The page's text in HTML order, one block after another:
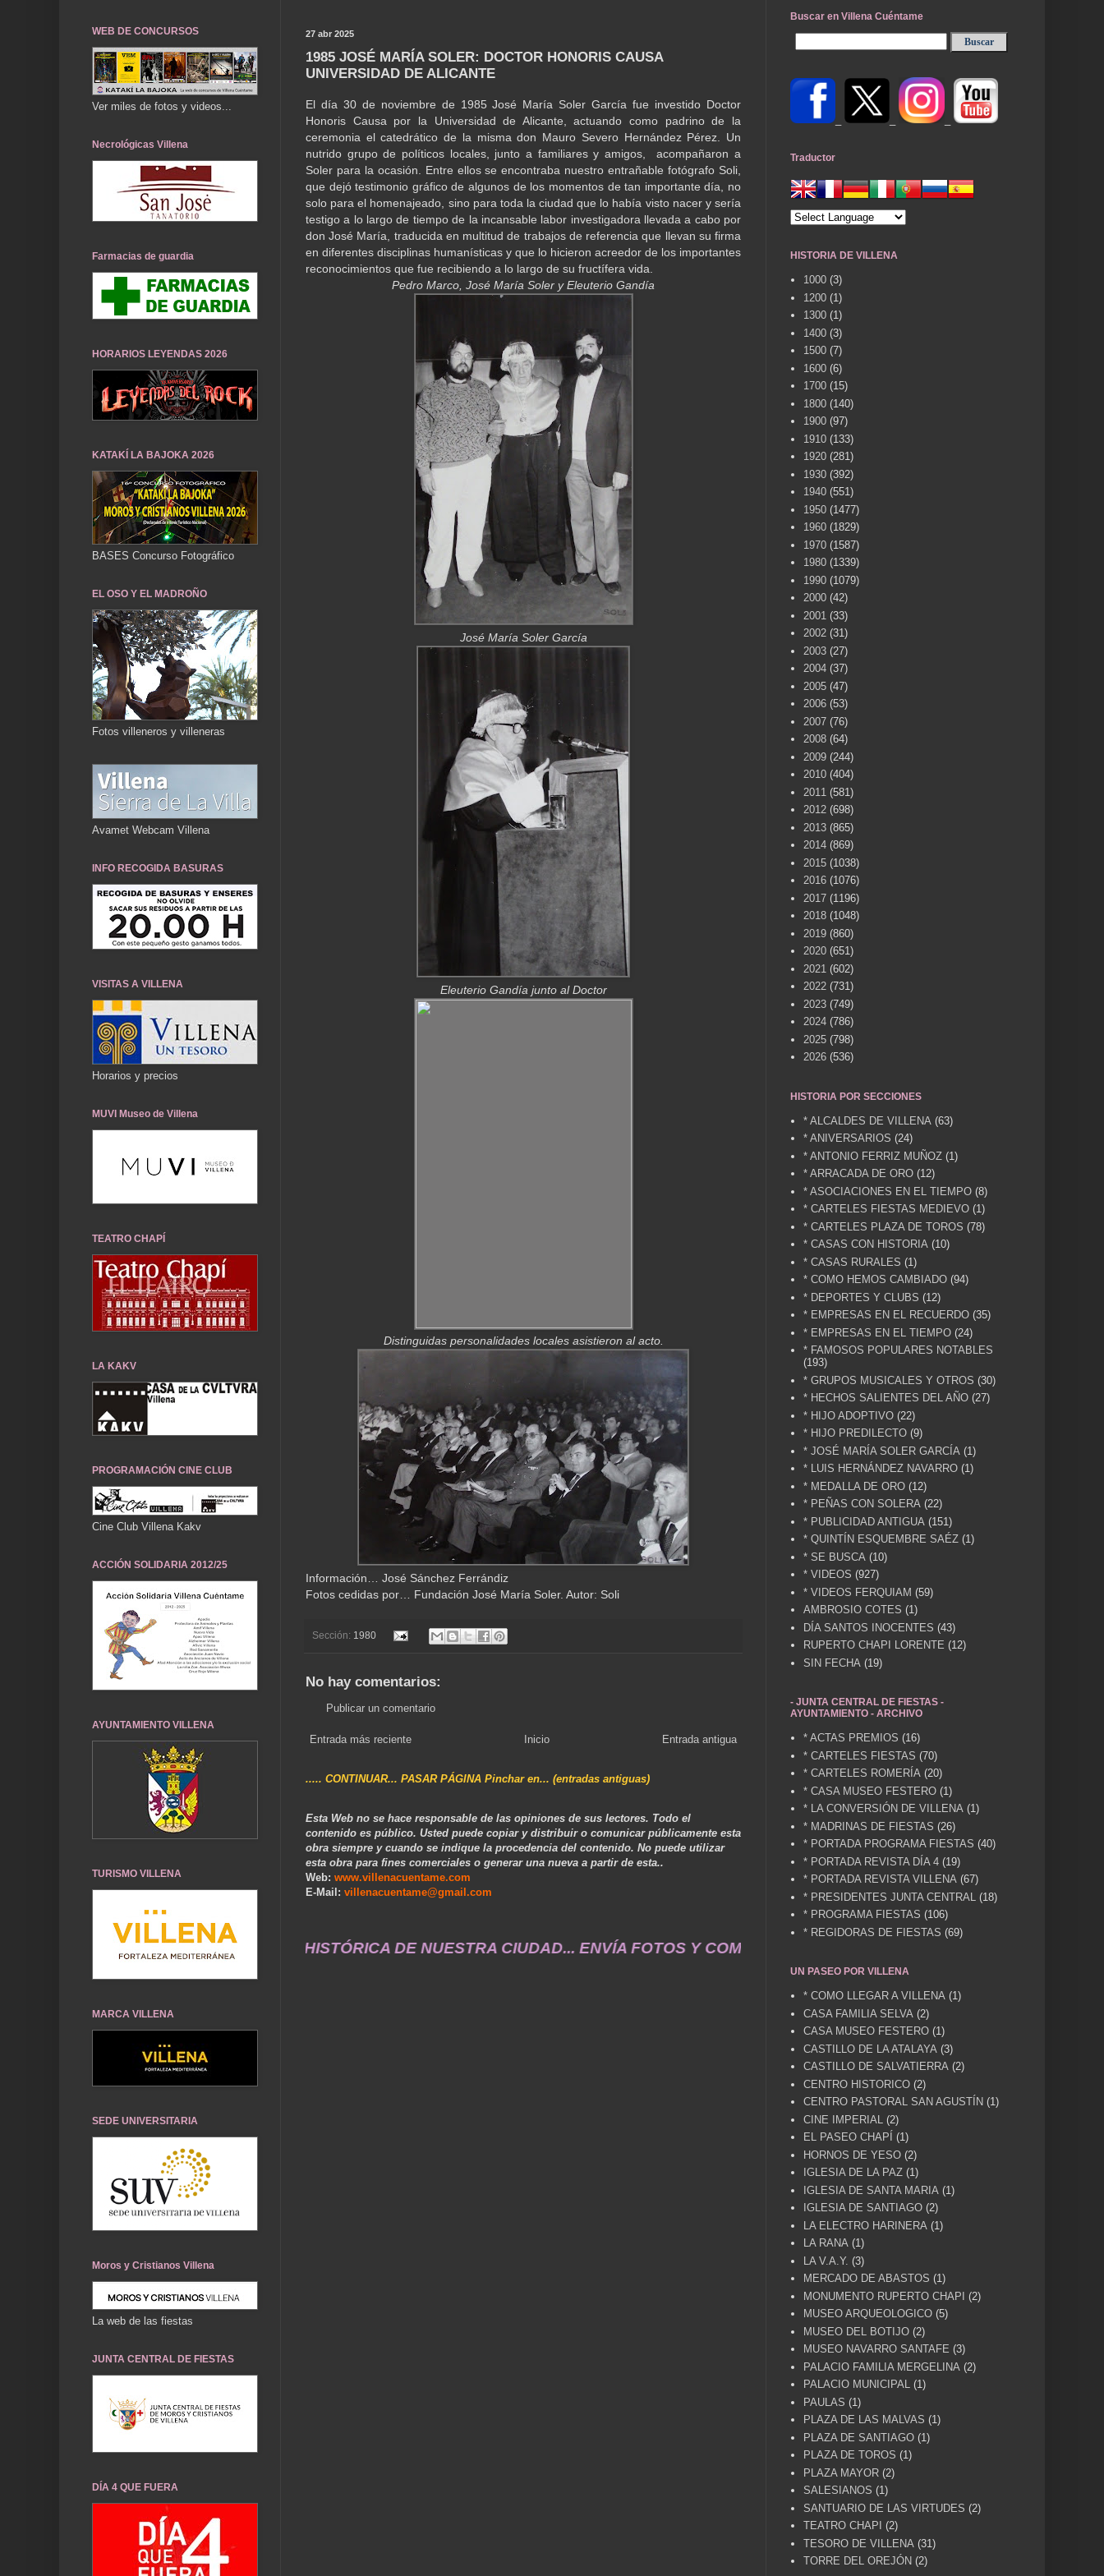
27 abr 2025
1985 JOSÉ MARÍA SOLER: DOCTOR HONORIS CAUSA
UNIVERSIDAD DE ALICANTE
El día 30 de noviembre de 1985 José María Soler García fue investido Doctor
Honoris Causa por la Universidad de Alicante, actuando como padrino de la
ceremonia el catedrático de la misma don Mauro Severo Hernández Pérez. Un
nutrido grupo de políticos locales, junto a familiares y amigos, acompañaron a
Soler para la ocasión. Entre ellos se encontraba nuestro entrañable fotógrafo Soli,
que dejó testimonio gráfico de algunos de los momentos de tan importante día, no
solo para el homenajeado, sino para toda la ciudad que lo había visto nacer y sería
testigo a lo largo de tiempo de la incansable labor investigadora llevada a cabo por
don José María, traducida en multitud de trabajos de referencia que llevan su firma
en diferentes disciplinas humanísticas y que lo hicieron acreedor de los importantes
reconocimientos que fue recibiendo a lo largo de su fructífera vida.
Pedro Marco, José María Soler y Eleuterio Gandía
José María Soler García
Eleuterio Gandía junto al Doctor
Distinguidas personalidades locales asistieron al acto.
Información… José Sánchez Ferrándiz
Fotos cedidas por… Fundación José María Soler. Autor: Soli
Sección: 1980
No hay comentarios:
Publicar un comentario
Entrada más reciente Entrada antigua
Inicio
..... CONTINUAR... PASAR PÁGINA Pinchar en... (entradas antiguas)
Esta Web no se hace responsable de las opiniones de sus lectores. Todo el
contenido es público. Usted puede copiar y distribuir o comunicar públicamente esta
obra siempre y cuando se indique la procedencia del contenido. No puede utilizar
esta obra para fines comerciales o generar una nueva a partir de esta..
Web: www.villenacuentame.com
E-Mail: villenacuentame@gmail.com
SERVICIO A LA MEMORIA HISTÓRICA DE NUESTRA CIUDAD... ENVÍA FOTOS Y COMENTARIOS A... villenacuentame@gmail.com ....
WEB DE CONCURSOS
Ver miles de fotos y videos...
Necrológicas Villena
Farmacias de guardia
HORARIOS LEYENDAS 2026
KATAKÍ LA BAJOKA 2026
BASES Concurso Fotográfico
EL OSO Y EL MADROÑO
Fotos villeneros y villeneras
Avamet Webcam Villena
INFO RECOGIDA BASURAS
VISITAS A VILLENA
Horarios y precios
MUVI Museo de Villena
TEATRO CHAPÍ
LA KAKV
PROGRAMACIÓN CINE CLUB
Cine Club Villena Kakv
ACCIÓN SOLIDARIA 2012/25
AYUNTAMIENTO VILLENA
TURISMO VILLENA
MARCA VILLENA
SEDE UNIVERSITARIA
Moros y Cristianos Villena
La web de las fiestas
JUNTA CENTRAL DE FIESTAS
DÍA 4 QUE FUERA
Buscar en Villena Cuéntame
Traductor
HISTORIA DE VILLENA
1000 (3)
1200 (1)
1300 (1)
1400 (3)
1500 (7)
1600 (6)
1700 (15)
1800 (140)
1900 (97)
1910 (133)
1920 (281)
1930 (392)
1940 (551)
1950 (1477)
1960 (1829)
1970 (1587)
1980 (1339)
1990 (1079)
2000 (42)
2001 (33)
2002 (31)
2003 (27)
2004 (37)
2005 (47)
2006 (53)
2007 (76)
2008 (64)
2009 (244)
2010 (404)
2011 (581)
2012 (698)
2013 (865)
2014 (869)
2015 (1038)
2016 (1076)
2017 (1196)
2018 (1048)
2019 (860)
2020 (651)
2021 (602)
2022 (731)
2023 (749)
2024 (786)
2025 (798)
2026 (536)
HISTORIA POR SECCIONES
* ALCALDES DE VILLENA (63)
* ANIVERSARIOS (24)
* ANTONIO FERRIZ MUÑOZ (1)
* ARRACADA DE ORO (12)
* ASOCIACIONES EN EL TIEMPO (8)
* CARTELES FIESTAS MEDIEVO (1)
* CARTELES PLAZA DE TOROS (78)
* CASAS CON HISTORIA (10)
* CASAS RURALES (1)
* COMO HEMOS CAMBIADO (94)
* DEPORTES Y CLUBS (12)
* EMPRESAS EN EL RECUERDO (35)
* EMPRESAS EN EL TIEMPO (24)
* FAMOSOS POPULARES NOTABLES
(193)
* GRUPOS MUSICALES Y OTROS (30)
* HECHOS SALIENTES DEL AÑO (27)
* HIJO ADOPTIVO (22)
* HIJO PREDILECTO (9)
* JOSÉ MARÍA SOLER GARCÍA (1)
* LUIS HERNÁNDEZ NAVARRO (1)
* MEDALLA DE ORO (12)
* PEÑAS CON SOLERA (22)
* PUBLICIDAD ANTIGUA (151)
* QUINTÍN ESQUEMBRE SAÉZ (1)
* SE BUSCA (10)
* VIDEOS (927)
* VIDEOS FERQUIAM (59)
AMBROSIO COTES (1)
DÍA SANTOS INOCENTES (43)
RUPERTO CHAPI LORENTE (12)
SIN FECHA (19)
- JUNTA CENTRAL DE FIESTAS -
AYUNTAMIENTO - ARCHIVO
* ACTAS PREMIOS (16)
* CARTELES FIESTAS (70)
* CARTELES ROMERÍA (20)
* CASA MUSEO FESTERO (1)
* LA CONVERSIÓN DE VILLENA (1)
* MADRINAS DE FIESTAS (26)
* PORTADA PROGRAMA FIESTAS (40)
* PORTADA REVISTA DÍA 4 (19)
* PORTADA REVISTA VILLENA (67)
* PRESIDENTES JUNTA CENTRAL
(18)
* PROGRAMA FIESTAS (106)
* REGIDORAS DE FIESTAS (69)
UN PASEO POR VILLENA
* COMO LLEGAR A VILLENA (1)
CASA FAMILIA SELVA (2)
CASA MUSEO FESTERO (1)
CASTILLO DE LA ATALAYA (3)
CASTILLO DE SALVATIERRA (2)
CENTRO HISTORICO (2)
CENTRO PASTORAL SAN AGUSTÍN (1)
CINE IMPERIAL
(2)
EL PASEO CHAPÍ
(1)
HORNOS DE YESO (2)
IGLESIA DE LA PAZ (1)
IGLESIA DE SANTA MARIA (1)
IGLESIA DE SANTIAGO (2)
LA ELECTRO HARINERA (1)
LA RANA (1)
LA V.A.Y. (3)
MERCADO DE ABASTOS (1)
MONUMENTO RUPERTO CHAPI
(2)
MUSEO ARQUEOLOGICO (5)
MUSEO DEL BOTIJO (2)
MUSEO NAVARRO SANTAFE (3)
PALACIO FAMILIA MERGELINA (2)
PALACIO MUNICIPAL (1)
PAULAS (1)
PLAZA DE LAS MALVAS (1)
PLAZA DE SANTIAGO (1)
PLAZA DE TOROS (1)
PLAZA MAYOR (2)
SALESIANOS (1)
SANTUARIO DE LAS VIRTUDES (2)
TEATRO CHAPI
(2)
TESORO DE VILLENA (31)
TORRE DEL OREJÓN (2)